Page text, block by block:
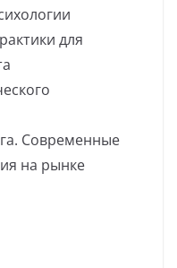
для
Современные
на рынке